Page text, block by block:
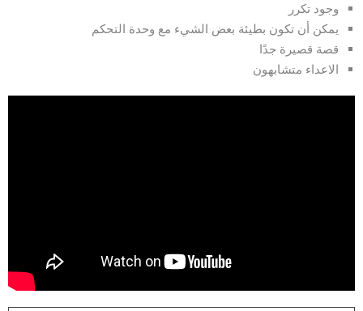
وجود تكرر
يمكن أن تكون بطيئة بعض الشيء مع وحدة التحكم
قصة قصيرة جدًا
الاعداء متشابهون